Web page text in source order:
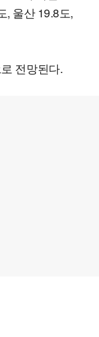
, 울산 19.8도,
전망된다.